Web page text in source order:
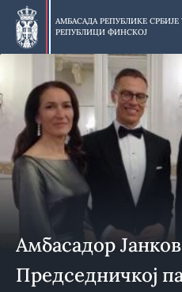
Прескочи
главни
део
АМБАСАДА РЕПУБЛИКЕ СРБИЈЕ
РЕПУБЛИЦИ ФИНСКОЈ
Амбасадор
Председничкој